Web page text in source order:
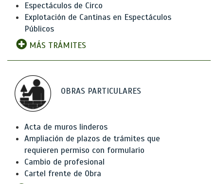
Espectáculos de Circo
Explotación de Cantinas en Espectáculos
Públicos
MÁS TRÁMITES
OBRAS PARTICULARES
Acta de muros linderos
Ampliación de plazos de trámites que
requieren permiso con formulario
Cambio de profesional
Cartel frente de Obra